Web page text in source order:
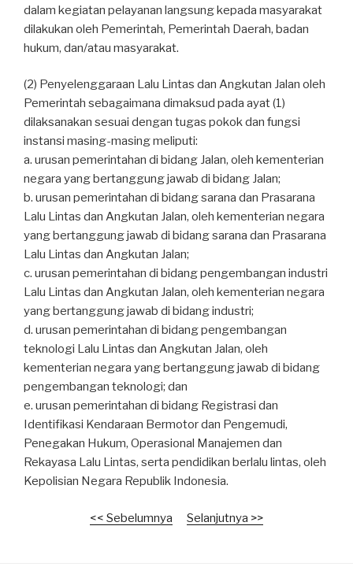
dalam kegiatan pelayanan langsung kepada masyarakat
dilakukan oleh Pemerintah, Pemerintah Daerah, badan
hukum, dan/atau masyarakat.
(2) Penyelenggaraan Lalu Lintas dan Angkutan Jalan oleh
Pemerintah sebagaimana dimaksud pada ayat (1)
dilaksanakan sesuai dengan tugas pokok dan fungsi
instansi masing-masing meliputi:
a. urusan pemerintahan di bidang Jalan, oleh kementerian
negara yang bertanggung jawab di bidang Jalan;
b. urusan pemerintahan di bidang sarana dan Prasarana
Lalu Lintas dan Angkutan Jalan, oleh kementerian negara
yang bertanggung jawab di bidang sarana dan Prasarana
Lalu Lintas dan Angkutan Jalan;
c. urusan pemerintahan di bidang pengembangan industri
Lalu Lintas dan Angkutan Jalan, oleh kementerian negara
yang bertanggung jawab di bidang industri;
d. urusan pemerintahan di bidang pengembangan
teknologi Lalu Lintas dan Angkutan Jalan, oleh
kementerian negara yang bertanggung jawab di bidang
pengembangan teknologi; dan
e. urusan pemerintahan di bidang Registrasi dan
Identifikasi Kendaraan Bermotor dan Pengemudi,
Penegakan Hukum, Operasional Manajemen dan
Rekayasa Lalu Lintas, serta pendidikan berlalu lintas, oleh
Kepolisian Negara Republik Indonesia.
<< Sebelumnya Selanjutnya >>